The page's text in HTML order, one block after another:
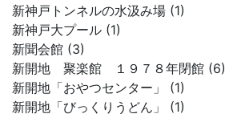
新神戸トンネルの水汲み場 (1)
新神戸大プール (1)
新聞会館 (3)
新開地 聚楽館 １９７８年閉館 (6)
新開地「おやつセンター」 (1)
新開地「びっくりうどん」 (1)